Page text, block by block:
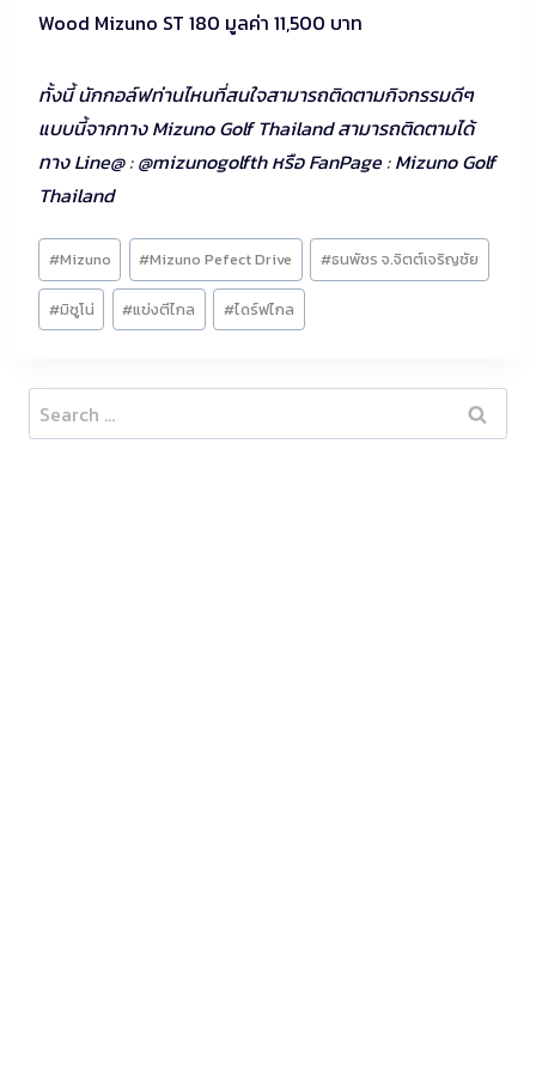
Wood Mizuno ST 180 มูลค่า 11,500 บาท
ทั้งนี้ นักกอล์ฟท่านไหนที่สนใจสามารถติดตามกิจกรรมดีๆ
แบบนี้จากทาง Mizuno Golf Thailand สามารถติดตามได้
ทาง Line@ : @mizunogolfth หรือ FanPage : Mizuno Golf
Thailand
Post
Tags:
#Mizuno #Mizuno Pefect Drive #ธนพัชร จ.จิตต์เจริญชัย
#มิซูโน่ #แข่งตีไกล #ไดร์ฟไกล
Search
for: